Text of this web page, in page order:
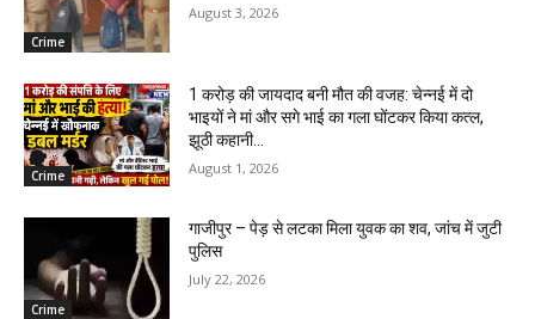
Crime
August 3, 2026
Crime
1 करोड़ की जायदाद बनी मौत की वजह: चेन्नई में दो
भाइयों ने मां और सगे भाई का गला घोंटकर किया कत्ल,
झूठी कहानी...
August 1, 2026
Crime
गाजीपुर – पेड़ से लटका मिला युवक का शव, जांच में जुटी
पुलिस
July 22, 2026